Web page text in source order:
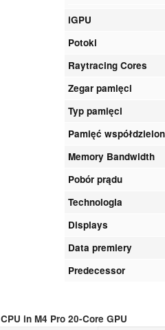
iGPU
Potoki
Raytracing Cores
Zegar pamięci
Typ pamięci
Pamięć
Memory Bandwidth
Pobór prądu
Technologia
Displays
Data premiery
Predecessor
CPU in M4 Pro 20-Core GPU